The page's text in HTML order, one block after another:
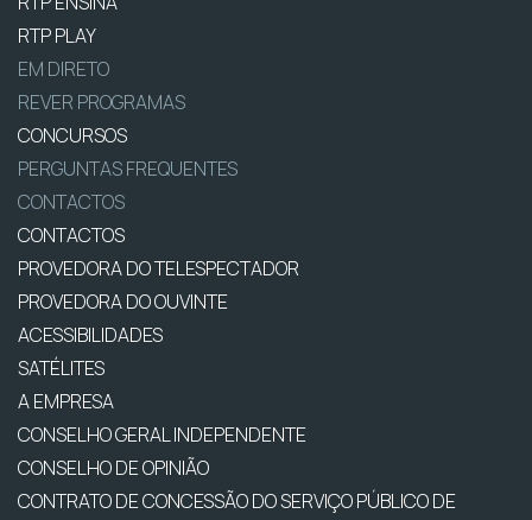
RTP PLAY
EM DIRETO
REVER PROGRAMAS
CONCURSOS
PERGUNTAS FREQUENTES
CONTACTOS
CONTACTOS
PROVEDORA DO TELESPECTADOR
PROVEDORA DO OUVINTE
ACESSIBILIDADES
SATÉLITES
A EMPRESA
CONSELHO GERAL INDEPENDENTE
CONSELHO DE OPINIÃO
CONTRATO DE CONCESSÃO DO SERVIÇO PÚBLICO DE